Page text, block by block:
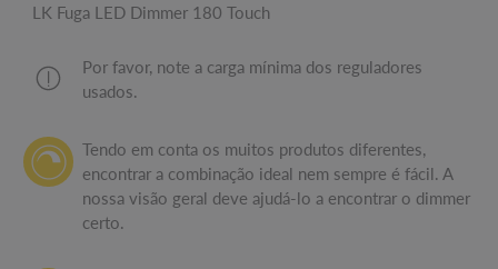
LK Fuga LED Dimmer 180 Touch
Por favor, note a carga mínima dos reguladores
usados.
Tendo em conta os muitos produtos diferentes,
encontrar a combinação ideal nem sempre é fácil. A
nossa visão geral deve ajudá-lo a encontrar o dimmer
certo.